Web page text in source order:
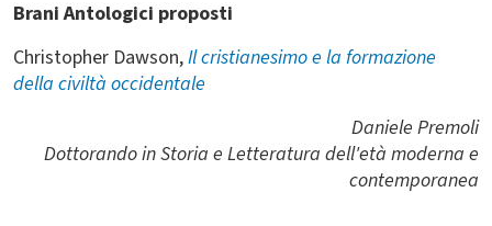
Brani Antologici proposti
Christopher Dawson,Il cristianesimo e la formazione
della civiltà occidentale
Daniele Premoli
Dottorando in Storia e Letteratura dell'età moderna e
contemporanea